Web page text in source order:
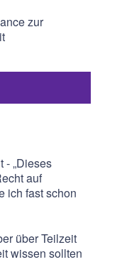
zur
- „Dieses
auf
ich fast schon
über Teilzeit
wissen sollten